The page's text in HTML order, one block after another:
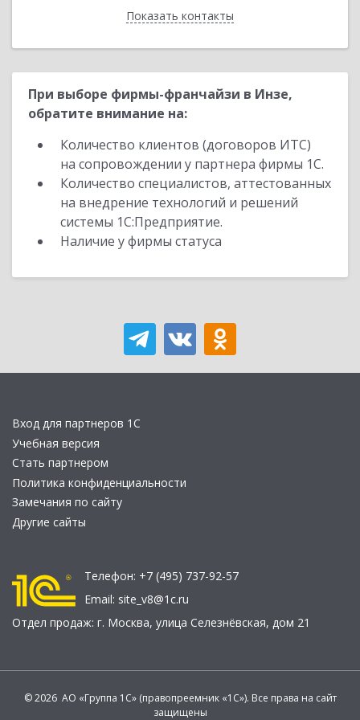
Показать контакты
Назад
При выборе фирмы-франчайзи в Инзе,
обратите внимание на:
Количество клиентов (договоров ИТС)
на сопровождении у партнера фирмы 1С.
Количество специалистов, аттестованных
на внедрение технологий и решений
системы 1С:Предприятие.
Наличие у фирмы статуса
Вход для партнеров 1С
Учебная версия
Стать партнером
Политика конфиденциальности
Замечания по сайту
Другие сайты
Телефон: +7 (495) 737-92-57
Email: site_v8@1c.ru
Отдел продаж: г. Москва, улица Селезнёвская, дом 21
© 2026 АО «Группа 1С» (правопреемник «1С»). Все права на сайт
защищены